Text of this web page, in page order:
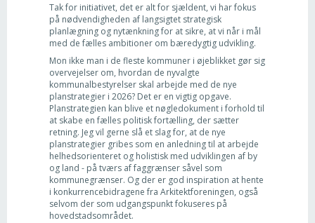
Tak for initiativet, det er alt for sjældent, vi har fokus
på nødvendigheden af langsigtet strategisk
planlægning og nytænkning for at sikre, at vi når i mål
med de fælles ambitioner om bæredygtig udvikling.
Mon ikke man i de fleste kommuner i øjeblikket gør sig
overvejelser om, hvordan de nyvalgte
kommunalbestyrelser skal arbejde med de nye
planstrategier i 2026? Det er en vigtig opgave.
Planstrategien kan blive et nøgledokument i forhold til
at skabe en fælles politisk fortælling, der sætter
retning. Jeg vil gerne slå et slag for, at de nye
planstrategier gribes som en anledning til at arbejde
helhedsorienteret og holistisk med udviklingen af by
og land - på tværs af faggrænser såvel som
kommunegrænser. Og der er god inspiration at hente
i konkurrencebidragene fra Arkitektforeningen, også
selvom der som udgangspunkt fokuseres på
hovedstadsområdet.